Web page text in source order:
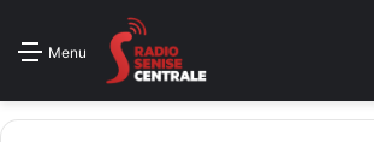
Menu